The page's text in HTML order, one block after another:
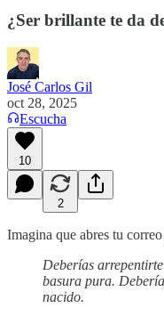
¿Ser brillante te da
José Carlos Gil
oct 28, 2025
Escucha
10
2
Imagina que abres tu
Deberías
basura pura.
nacido.